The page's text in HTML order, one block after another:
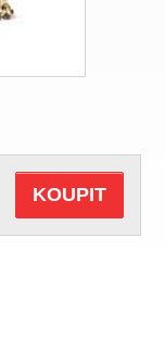
KOUPIT